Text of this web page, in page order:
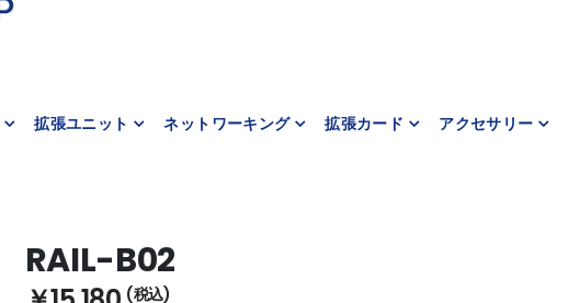
拡張ユニット ネットワーキング 拡張カード アクセサリー
RAIL-B02